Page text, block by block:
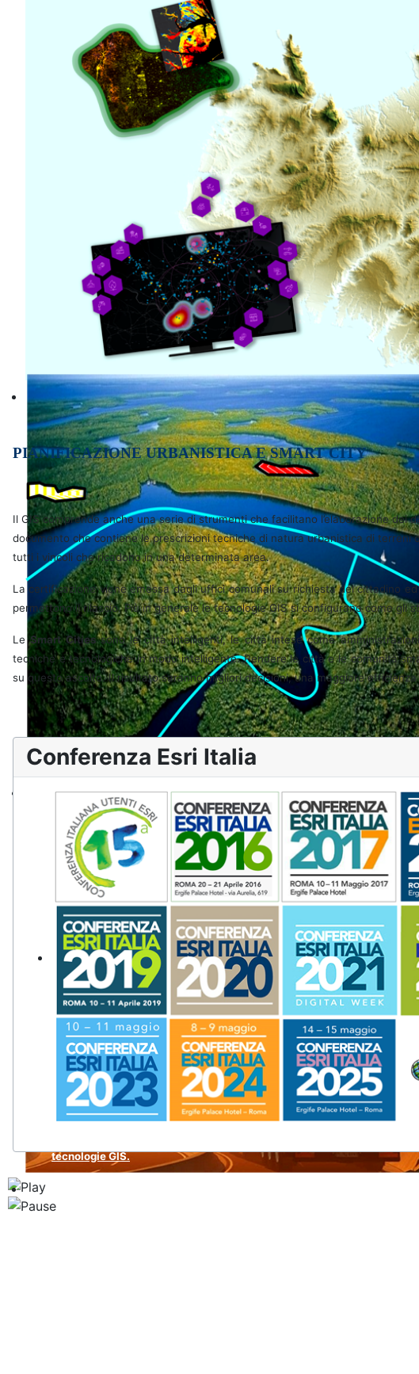
Informatica
Territorio
Ambiente
PIANIFICAZIONE URBANISTICA E SMART CITY
Il GIS comprende anche una serie di strumenti che facilitano l’elaborazione
documento che contiene le prescrizioni tecniche di natura urbanistica di
tutti i vincoli che ricadono in unadeterminata area.
La certificazione viene emessa dagli uffici comunali su richiesta del cittadino
permettono il rilascio. Più in generale le tecnologie GIS si configurano come gli
LeSmart Citiessono le città intelligenti, le città intese come
tecniche e tecnologiche in modo intelligente. Rendere le città e le comunità
su questo ascolto. Il risultato saranno migliori decisioni, una maggiore
Conferenza Esri Italia
tecnologie GIS.